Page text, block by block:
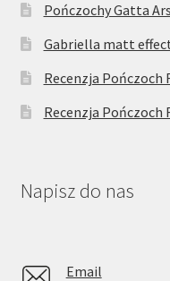
Pończochy Gatta
Gabriella matt
Recenzja Pończoch
Recenzja Pończoch
Napisz do nas
Email